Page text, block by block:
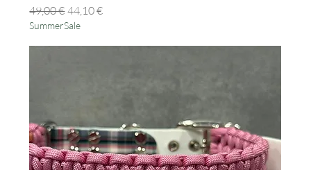
Standardpreis
49,00 €Sale-Preis
44,10 €
SummerSale